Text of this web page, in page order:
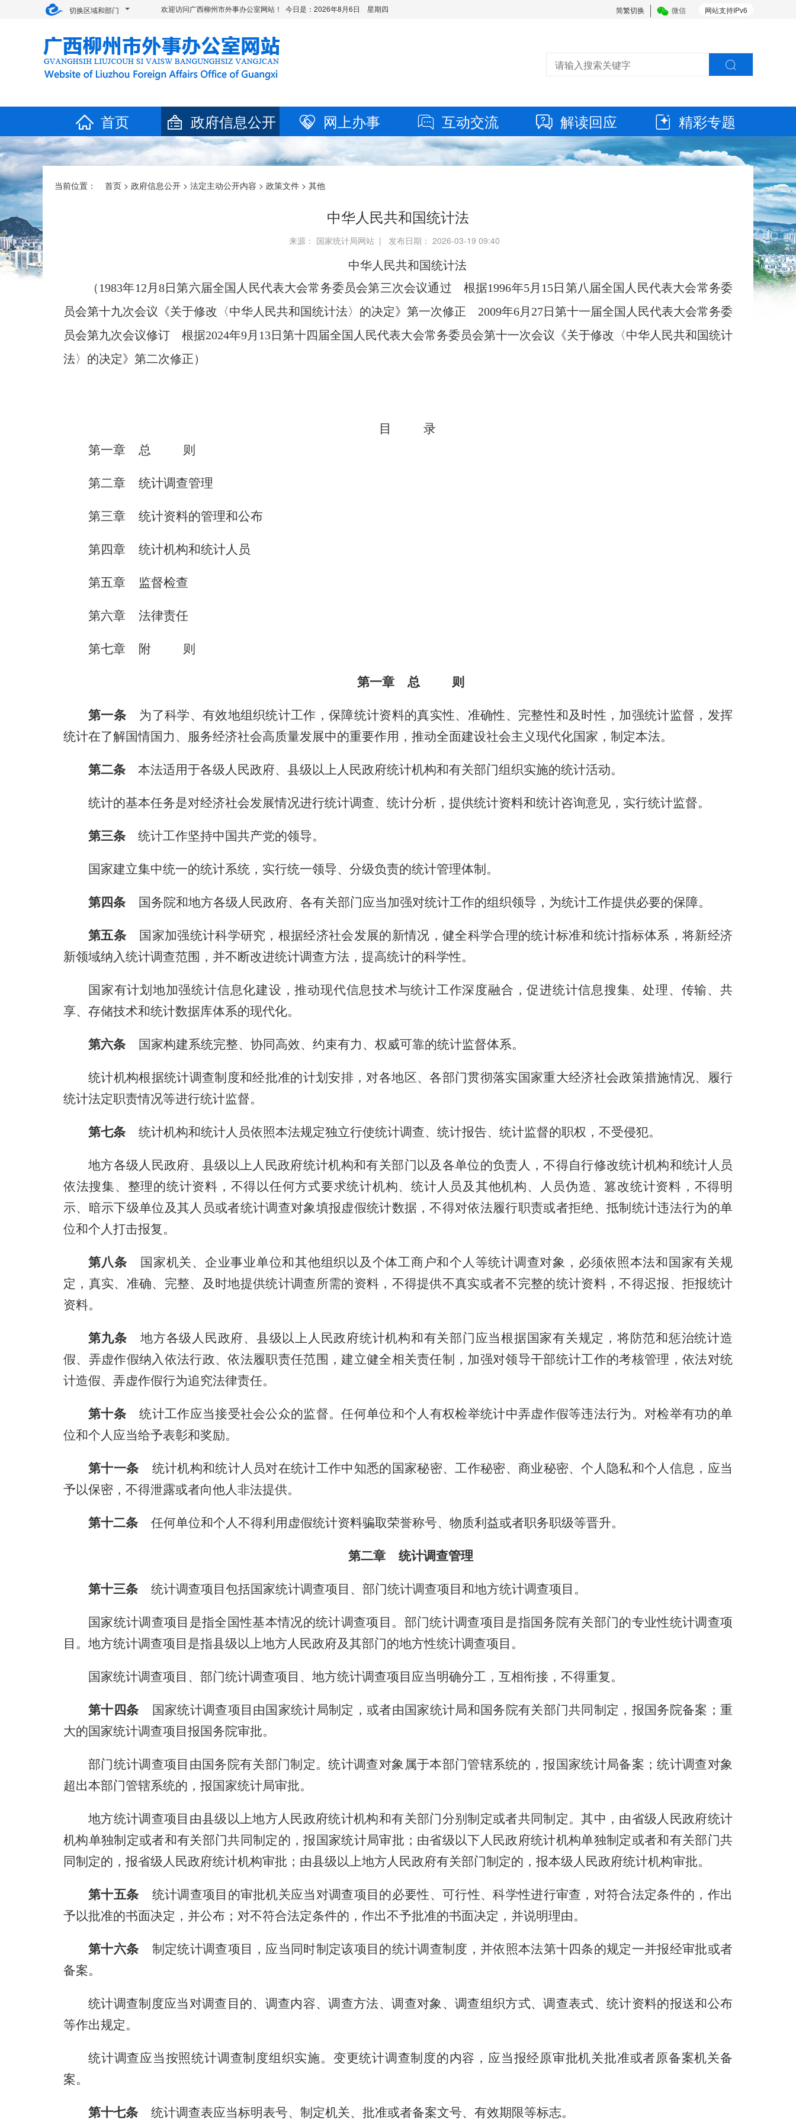
切换区域和部门 网站支持IPv6
简繁切换 微信
欢迎访问广西柳州市外事办公室网站！ 今日是： 2026年8月6日 星期四
首页 政府信息公开 网上办事 互动交流 解读回应 精彩专题
当前位置： 首页 > 政府信息公开 > 法定主动公开内容 > 政策文件 > 其他
中华人民共和国统计法
来源： 国家统计局网站 | 发布日期： 2026-03-19 09:40
中华人民共和国统计法
（1983年12月8日第六届全国人民代表大会常务委员会第三次会议通过 根据1996年5月15日第八届全国人民代表大会常务委
员会第十九次会议《关于修改〈中华人民共和国统计法〉的决定》第一次修正 2009年6月27日第十一届全国人民代表大会常务委
员会第九次会议修订 根据2024年9月13日第十四届全国人民代表大会常务委员会第十一次会议《关于修改〈中华人民共和国统计
法〉的决定》第二次修正）
目 录
第一章 总 则
第二章 统计调查管理
第三章 统计资料的管理和公布
第四章 统计机构和统计人员
第五章 监督检查
第六章 法律责任
第七章 附 则
第一章 总 则
第一条为了科学、有效地组织统计工作，保障统计资料的真实性、准确性、完整性和及时性，加强统计监督，发挥
统计在了解国情国力、服务经济社会高质量发展中的重要作用，推动全面建设社会主义现代化国家，制定本法。
第二条 本法适用于各级人民政府、县级以上人民政府统计机构和有关部门组织实施的统计活动。
统计的基本任务是对经济社会发展情况进行统计调查、统计分析，提供统计资料和统计咨询意见，实行统计监督。
第三条 统计工作坚持中国共产党的领导。
国家建立集中统一的统计系统，实行统一领导、分级负责的统计管理体制。
第四条 国务院和地方各级人民政府、各有关部门应当加强对统计工作的组织领导，为统计工作提供必要的保障。
第五条国家加强统计科学研究，根据经济社会发展的新情况，健全科学合理的统计标准和统计指标体系，将新经济
新领域纳入统计调查范围，并不断改进统计调查方法，提高统计的科学性。
国家有计划地加强统计信息化建设，推动现代信息技术与统计工作深度融合，促进统计信息搜集、处理、传输、共
享、存储技术和统计数据库体系的现代化。
第六条 国家构建系统完整、协同高效、约束有力、权威可靠的统计监督体系。
统计机构根据统计调查制度和经批准的计划安排，对各地区、各部门贯彻落实国家重大经济社会政策措施情况、履行
统计法定职责情况等进行统计监督。
第七条 统计机构和统计人员依照本法规定独立行使统计调查、统计报告、统计监督的职权，不受侵犯。
地方各级人民政府、县级以上人民政府统计机构和有关部门以及各单位的负责人，不得自行修改统计机构和统计人员
依法搜集、整理的统计资料，不得以任何方式要求统计机构、统计人员及其他机构、人员伪造、篡改统计资料，不得明
示、暗示下级单位及其人员或者统计调查对象填报虚假统计数据，不得对依法履行职责或者拒绝、抵制统计违法行为的单
位和个人打击报复。
第八条 国家机关、企业事业单位和其他组织以及个体工商户和个人等统计调查对象，必须依照本法和国家有关规
定，真实、准确、完整、及时地提供统计调查所需的资料，不得提供不真实或者不完整的统计资料，不得迟报、拒报统计
资料。
第九条 地方各级人民政府、县级以上人民政府统计机构和有关部门应当根据国家有关规定，将防范和惩治统计造
假、弄虚作假纳入依法行政、依法履职责任范围，建立健全相关责任制，加强对领导干部统计工作的考核管理，依法对统
计造假、弄虚作假行为追究法律责任。
第十条统计工作应当接受社会公众的监督。任何单位和个人有权检举统计中弄虚作假等违法行为。对检举有功的单
位和个人应当给予表彰和奖励。
第十一条 统计机构和统计人员对在统计工作中知悉的国家秘密、工作秘密、商业秘密、个人隐私和个人信息，应当
予以保密，不得泄露或者向他人非法提供。
第十二条 任何单位和个人不得利用虚假统计资料骗取荣誉称号、物质利益或者职务职级等晋升。
第二章 统计调查管理
第十三条 统计调查项目包括国家统计调查项目、部门统计调查项目和地方统计调查项目。
国家统计调查项目是指全国性基本情况的统计调查项目。部门统计调查项目是指国务院有关部门的专业性统计调查项
目。地方统计调查项目是指县级以上地方人民政府及其部门的地方性统计调查项目。
国家统计调查项目、部门统计调查项目、地方统计调查项目应当明确分工，互相衔接，不得重复。
第十四条 国家统计调查项目由国家统计局制定，或者由国家统计局和国务院有关部门共同制定，报国务院备案；重
大的国家统计调查项目报国务院审批。
部门统计调查项目由国务院有关部门制定。统计调查对象属于本部门管辖系统的，报国家统计局备案；统计调查对象
超出本部门管辖系统的，报国家统计局审批。
地方统计调查项目由县级以上地方人民政府统计机构和有关部门分别制定或者共同制定。其中，由省级人民政府统计
机构单独制定或者和有关部门共同制定的，报国家统计局审批；由省级以下人民政府统计机构单独制定或者和有关部门共
同制定的，报省级人民政府统计机构审批；由县级以上地方人民政府有关部门制定的，报本级人民政府统计机构审批。
第十五条 统计调查项目的审批机关应当对调查项目的必要性、可行性、科学性进行审查，对符合法定条件的，作出
予以批准的书面决定，并公布；对不符合法定条件的，作出不予批准的书面决定，并说明理由。
第十六条 制定统计调查项目，应当同时制定该项目的统计调查制度，并依照本法第十四条的规定一并报经审批或者
备案。
统计调查制度应当对调查目的、调查内容、调查方法、调查对象、调查组织方式、调查表式、统计资料的报送和公布
等作出规定。
统计调查应当按照统计调查制度组织实施。变更统计调查制度的内容，应当报经原审批机关批准或者原备案机关备
案。
第十七条 统计调查表应当标明表号、制定机关、批准或者备案文号、有效期限等标志。